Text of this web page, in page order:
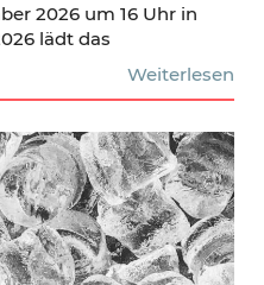
2026 um 16 Uhr in
lädt das
Weiterlesen